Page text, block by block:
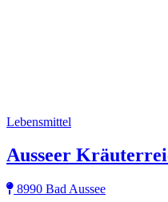
Lebensmittel
Ausseer
8990 Bad Aussee